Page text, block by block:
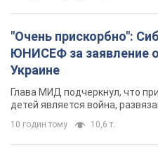
"Очень прискорбно":
ЮНИСЕФ за заявление
Украине
Глава МИД подчеркнул, что
детей является война,
10 годин тому 10,6 т.